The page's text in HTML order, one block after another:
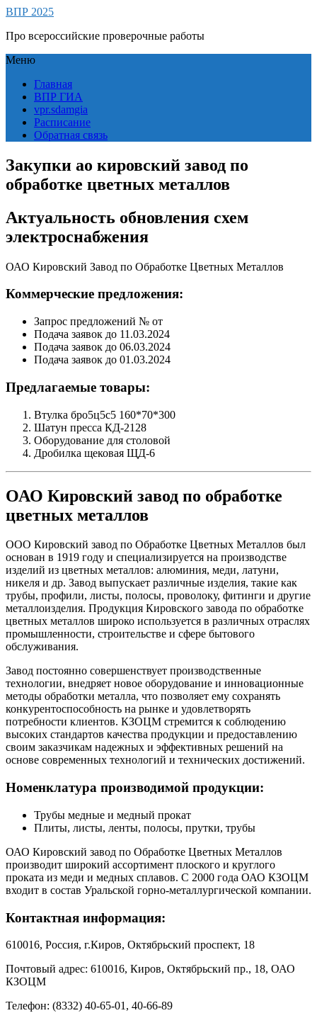
ВПР 2025
Про всероссийские проверочные работы
Меню
Главная
ВПР ГИА
vpr.sdamgia
Расписание
Обратная связь
Закупки ао кировский завод по
обработке цветных металлов
Актуальность обновления схем
электроснабжения
ОАО Кировский Завод по Обработке Цветных Металлов
Коммерческие предложения:
Запрос предложений № от
Подача заявок до 11.03.2024
Подача заявок до 06.03.2024
Подача заявок до 01.03.2024
Предлагаемые товары:
Втулка бро5ц5с5 160*70*300
Шатун пресса КД-2128
Оборудование для столовой
Дробилка щековая ЩД-6
ОАО Кировский завод по обработке
цветных металлов
ООО Кировский завод по Обработке Цветных Металлов был
основан в 1919 году и специализируется на производстве
изделий из цветных металлов: алюминия, меди, латуни,
никеля и др. Завод выпускает различные изделия, такие как
трубы, профили, листы, полосы, проволоку, фитинги и другие
металлоизделия. Продукция Кировского завода по обработке
цветных металлов широко используется в различных отраслях
промышленности, строительстве и сфере бытового
обслуживания.
Завод постоянно совершенствует производственные
технологии, внедряет новое оборудование и инновационные
методы обработки металла, что позволяет ему сохранять
конкурентоспособность на рынке и удовлетворять
потребности клиентов. КЗОЦМ стремится к соблюдению
высоких стандартов качества продукции и предоставлению
своим заказчикам надежных и эффективных решений на
основе современных технологий и технических достижений.
Номенклатура производимой продукции:
Трубы медные и медный прокат
Плиты, листы, ленты, полосы, прутки, трубы
ОАО Кировский завод по Обработке Цветных Металлов
производит широкий ассортимент плоского и круглого
проката из меди и медных сплавов. С 2000 года ОАО КЗОЦМ
входит в состав Уральской горно-металлургической компании.
Контактная информация:
610016, Россия, г.Киров, Октябрьский проспект, 18
Почтовый адрес: 610016, Киров, Октябрьский пр., 18, ОАО
КЗОЦМ
Телефон: (8332) 40-65-01, 40-66-89